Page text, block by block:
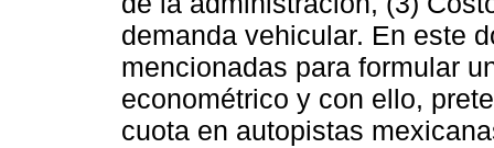
demanda vehicular. En este
mencionadas para formular
econométrico y con ello,
cuota en autopistas